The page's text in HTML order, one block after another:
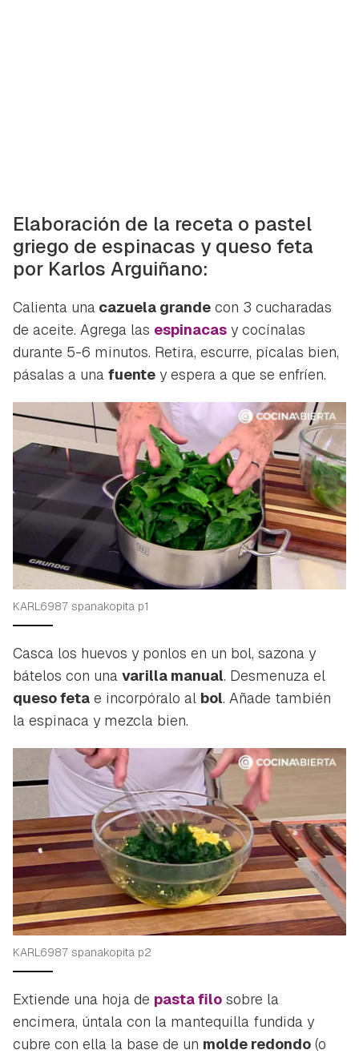
Guardar como favorito
Para poder guardar como favorito, primero has de
iniciar sesión con tu cuenta de Hogarmanía.
INICIAR SESIÓN CANCELAR
Elaboración de la receta o pastel
griego de espinacas y queso feta
por Karlos Arguiñano:
Calienta una cazuela grande con 3 cucharadas
de aceite. Agrega las espinacas y cocínalas
durante 5-6 minutos. Retira, escurre, pícalas bien,
pásalas a una fuente y espera a que se enfríen.
KARL6987 spanakopita p1
Casca los huevos y ponlos en un bol, sazona y
bátelos con una varilla manual. Desmenuza el
queso feta e incorpóralo al bol. Añade también
la espinaca y mezcla bien.
KARL6987 spanakopita p2
Extiende una hoja de pasta filo sobre la
encimera, úntala con la mantequilla fundida y
cubre con ella la base de un molde redondo (o
Contenido enviado
Gracias por suscribirte a nuestro boletín.
ACEPTAR